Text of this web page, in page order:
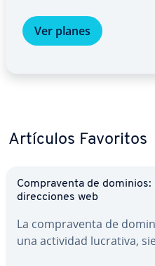
Ver planes
Artículos Favoritos
Co­m­pra­ve­n­ta de
di­re­c­cio­nes web
La co­m­pra­ve­n­ta de
una actividad lucrativa,